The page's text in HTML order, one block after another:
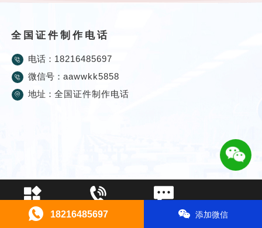
全国证件制作电话
电话： 18216485697
微信号： aawwkk5858
地址： 全国证件制作电话
证件制作 电话咨询 在线留言
18216485697 添加微信